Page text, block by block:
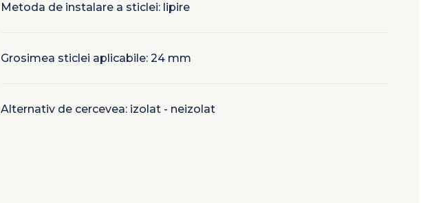
Metoda de instalare a sticlei: lipire
Grosimea sticlei aplicabile: 24 mm
Alternativ de cercevea: izolat - neizolat